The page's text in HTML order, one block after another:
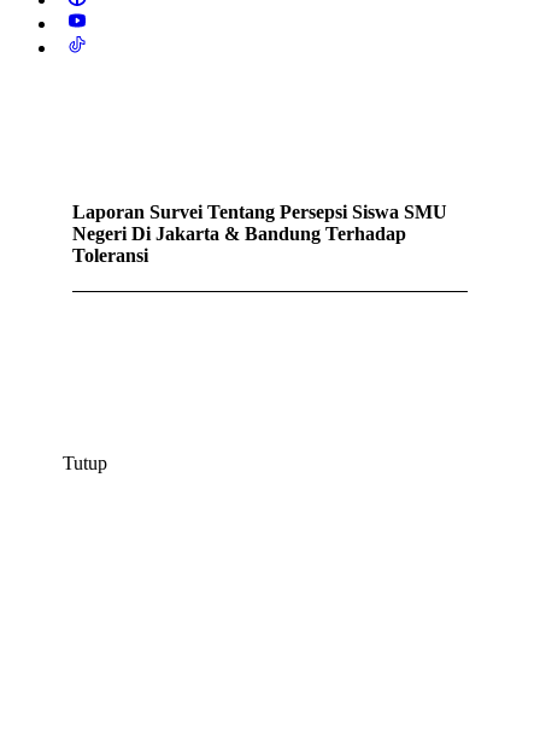
Laporan Survei Tentang Persepsi Siswa SMU
Negeri Di Jakarta & Bandung Terhadap
Toleransi
Tutup